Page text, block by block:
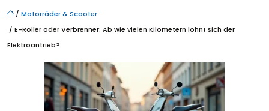
/ Motorräder & Scooter
/ E-Roller oder Verbrenner: Ab wie vielen Kilometern lohnt sich der
Elektroantrieb?